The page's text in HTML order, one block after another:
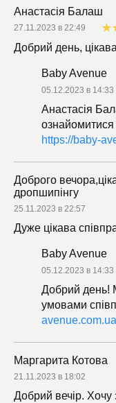
Анастасія Балаш
27.11.2023 в 22:49
Добрий день,
Baby Avenue
05.12.2023 в 14:33
Анастасія
https://baby-
Доброго
дропшипінгу
25.11.2023 в 22:57
Дуже цікава
Baby Avenue
05.12.2023 в 14:33
Добрий день!
умовами
Маргарита Котова
21.11.2023 в 18:02
Добрий вечір.